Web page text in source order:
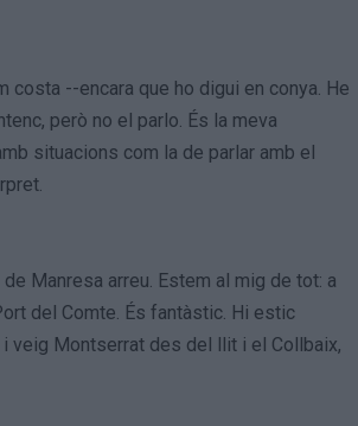
--encara que ho digui en conya. He
però no el parlo. És la meva
situacions com la de parlar amb el
Manresa arreu. Estem al mig de tot: a
del Comte. És fantàstic. Hi estic
veig Montserrat des del llit i el Collbaix,